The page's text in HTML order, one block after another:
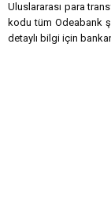
Uluslararası para
kodu tüm Odeabank
detaylı bilgi için